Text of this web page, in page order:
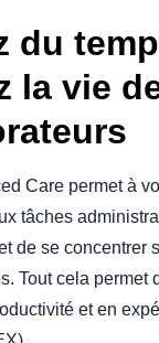
du
la vie
Care permet à
tâches
de se concentrer
Tout cela permet
et en